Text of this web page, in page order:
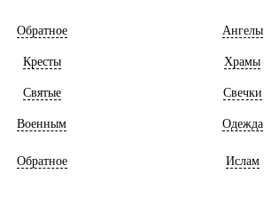
Обратное Ангелы
Кресты Храмы
Святые Свечки
Военным Одежда
Обратное Ислам